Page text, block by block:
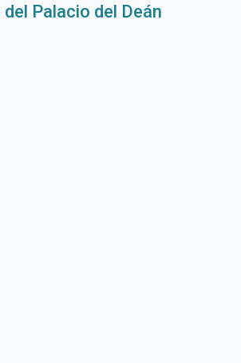
Palacio del Deán